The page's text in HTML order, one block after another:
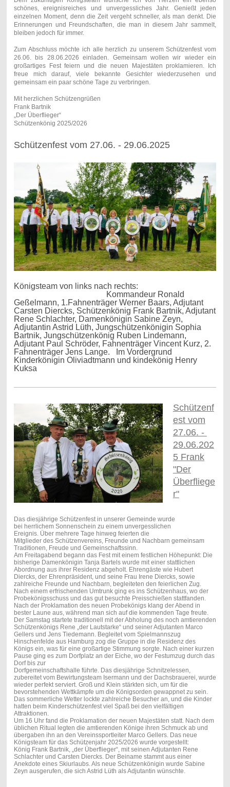
schönes, ereignisreiches und unvergessliches Jahr. Genießt jeden
einzelnen Moment, denn die Zeit vergeht schneller, als man denkt. Die
Erinnerungen und Freundschaften, die man in diesem Jahr sammelt,
bleiben jedoch für immer.
Zum Abschluss möchte ich alle herzlich zu unserem Schützenfest vom
26.06. bis 28.06.2026 einladen. Gemeinsam wollen wir wieder ein
großartiges Fest feiern und die neuen Majestäten proklamieren. Ich
freue mich darauf, viele bekannte Gesichter wiederzusehen und
gemeinsam ein paar schöne Tage zu verbringen.
Mit herzlichen Schützengrüßen
Frank Bartnik
„Der Überflieger“
Schützenkönig 2025/2026
Schützenfest vom 27.06. - 29.06.2025
Königsteam von links nach rechts:
Kommandeur Ronald
Geßelmann, 1.Fahnenträger Werner Baars, Adjutant
Carsten Diercks, Schützenkönig Frank Bartnik, Adjutant
Rene Schlachter, Damenkönigin Sabine Zeyn,
Adjutantin Astrid Lüth, Jungschützenkönigin Sophia
Bartnik, Jungschützenkönig Ruben Lindemann,
Adjutant Paul Schröder, Fahnenträger Vincent Kurz, 2.
Fahnenträger Jens Lange. Im Vordergrund
Kinderkönigin Oliviadtmann und kindekönig Henry
Kuksa
Schützenf
est vom
27.06. -
29.06.202
5 Frank
"Der
Überfliege
r"
Das diesjährige Schützenfest in unserer Gemeinde wurde
bei herrlichem Sonnenschein zu einem unvergesslichen
Ereignis. Über mehrere Tage hinweg feierten die
Mitglieder des Schützenvereins, Freunde und Nachbarn gemeinsam
Traditionen, Freude und Gemeinschaftssinn.
Am Freitagabend begann das Fest mit einem festlichen Höhepunkt: Die
bisherige Damenkönigin Tanja Bartels wurde mit einer stattlichen
Abordnung aus ihrer Residenz abgeholt. Ehrengäste wie Hubert
Diercks, der Ehrenpräsident, und seine Frau Irene Diercks, sowie
zahlreiche Freunde und Nachbarn, begleiteten den feierlichen Zug.
Nach einem erfrischenden Umtrunk ging es ins Schützenhaus, wo der
Probekönigsschuss und das gut besuchte Preisschießen stattfanden.
Nach der Proklamation des neuen Probekönigs klang der Abend in
bester Laune aus, während man sich auf die kommenden Tage freute.
Der Samstag startete traditionell mit der Abholung des noch amtierenden
Schützenkönigs Rene „der Lautstarke“ und seiner Adjutanten Marco
Gellers und Jens Tiedemann. Begleitet vom Spielmannszug
Hinschenfelde aus Hamburg zog die Gruppe in die Residenz des
Königs ein, was für eine großartige Stimmung sorgte. Nach einer kurzen
Pause ging es zum Dorfplatz an der Eiche, wo der Festumzug durch das
Dorf bis zur
Dorfgemeinschaftshalle führte. Das diesjährige Schnitzelessen,
zubereitet vom Bewirtungsteam Isermann und der Dachsbrauerei, wurde
wieder perfekt serviert. Groß und Klein stärkten sich, um für die
bevorstehenden Wettkämpfe um die Königsorden gewappnet zu sein.
Das sommerliche Wetter lockte zahlreiche Besucher an, und die Kinder
hatten beim Kinderschützenfest viel Spaß bei den vielfältigen
Attraktionen.
Um 16 Uhr fand die Proklamation der neuen Majestäten statt. Nach dem
üblichen Ritual legten die amtierenden Könige ihren Schmuck ab und
übergaben ihn an den Vereinssportleiter Marco Gellers. Das neue
Königsteam für das Schützenjahr 2025/2026 wurde vorgestellt:
König Frank Bartnik, „der Überflieger“, mit seinen Adjutanten Rene
Schlachter und Carsten Diercks. Der Beiname stammt aus einer
Anekdote eines Skiurlaubs. Als neue Schützenkönigin wurde Sabine
Zeyn ausgerufen, die sich Astrid Lüth als Adjutantin wünschte.